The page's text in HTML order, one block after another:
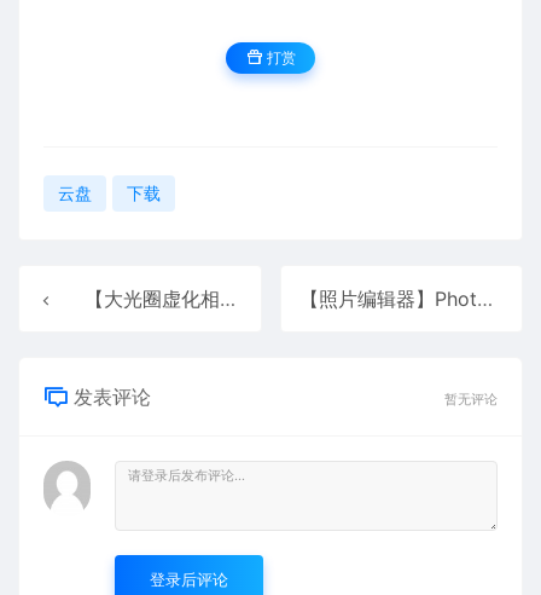
打赏
云盘 下载
【大光圈虚化相机】ReLens 3.9.1 【照片编辑器】Photo Editor 11.6
发表评论 暂无评论
登录后评论